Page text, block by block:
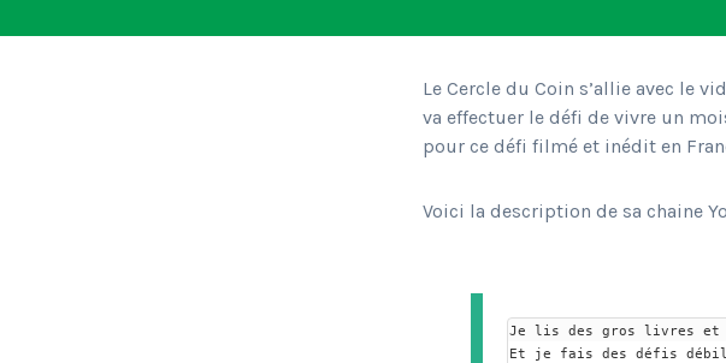
Le Cercle du Coin s’allie avec le
va effectuer le défi de vivre un
pour ce défi filmé et inédit en
Voici la description de sa chaine
Je lis des gros livres
Et je fais des défis